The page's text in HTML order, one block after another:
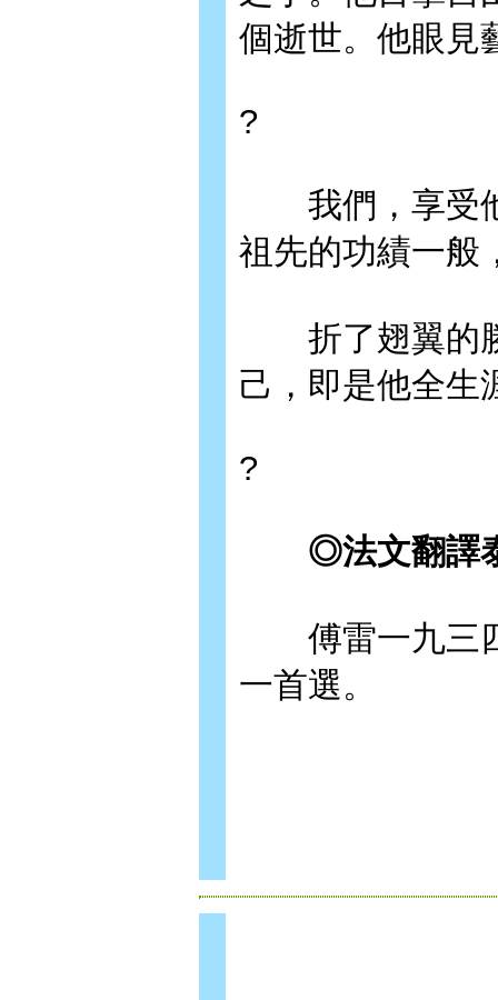
個逝世。他眼見
?
我們，享受他
祖先的功績一般
折了翅翼的
己，即是他全生
?
◎法文翻譯泰
傅雷一九三四
一首選。